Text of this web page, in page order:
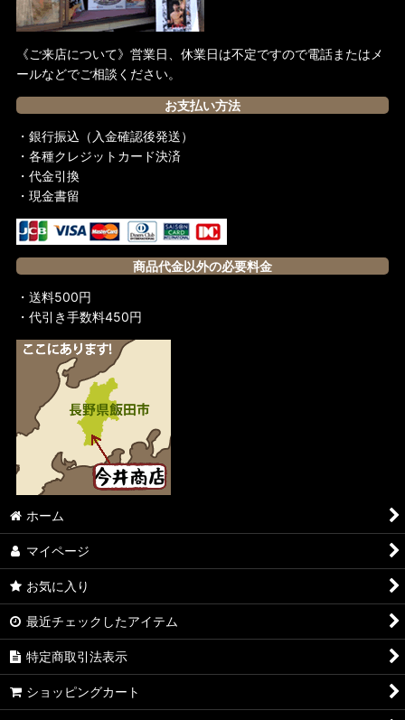
《ご来店について》営業日、休業日は不定ですので電話またはメ
ールなどでご相談ください。
お支払い方法
・銀行振込（入金確認後発送）
・各種クレジットカード決済
・代金引換
・現金書留
商品代金以外の必要料金
・送料500円
・代引き手数料450円
ホーム
マイページ
お気に入り
最近チェックしたアイテム
特定商取引法表示
ショッピングカート